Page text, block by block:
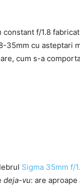
f/1.8
35mm cu asteptari
cum s-a
Sigma 35mm f/
deja-vu: are